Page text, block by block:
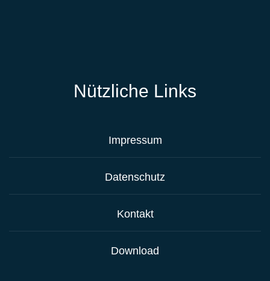
Nützliche Links
Impressum
Datenschutz
Kontakt
Download